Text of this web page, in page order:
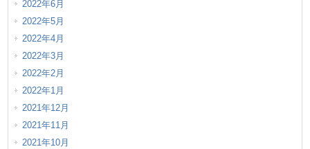
2022年6月
2022年5月
2022年4月
2022年3月
2022年2月
2022年1月
2021年12月
2021年11月
2021年10月